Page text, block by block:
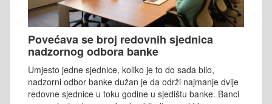
Povećava se broj redovnih sjednica
nadzornog odbora banke
Umjesto jedne sjednice, koliko je to do sada bilo,
nadzorni odbor banke dužan je da održi najmanje dvije
redovne sjednice u toku godine u sjedištu banke. Banci